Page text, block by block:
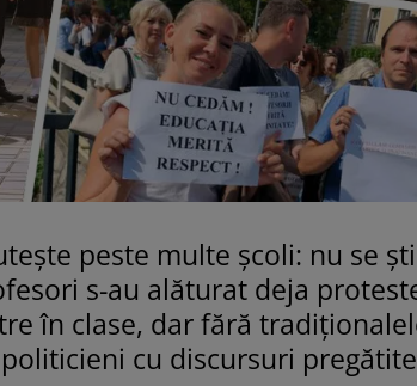
peste multe școli: nu se
s-au alăturat deja
în clase, dar fără
cu discursuri